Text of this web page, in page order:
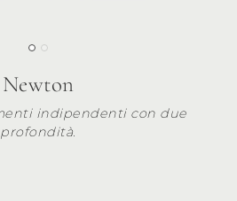
Newton
indipendenti con due
profondità.